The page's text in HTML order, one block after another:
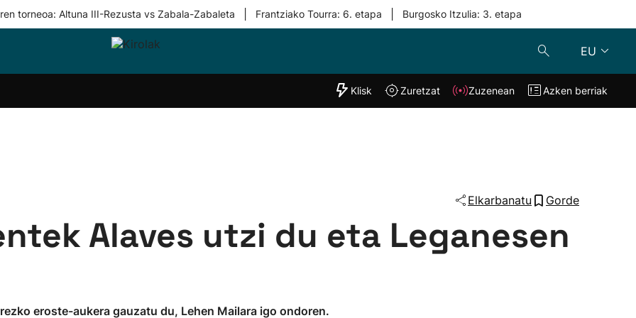
torneoa: Altuna III-Rezusta vs Zabala-Zabaleta Frantziako Tourra: 6. etapa Burgosko Itzulia: 3. etapa
EU
Taldeak
"Helmuga"
Klisk Zuzenean
Klisk Zuretzat Zuzenean Azken berriak
Elkarbanatu Gorde
Alaves utzi du eta Leganesen
eroste-aukera gauzatu du, Lehen Mailara igo ondoren.